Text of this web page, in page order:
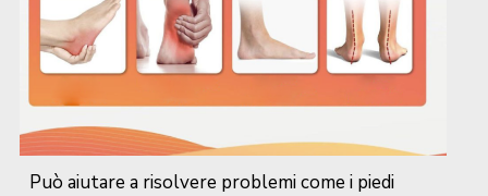
Può aiutare a risolvere problemi come i piedi